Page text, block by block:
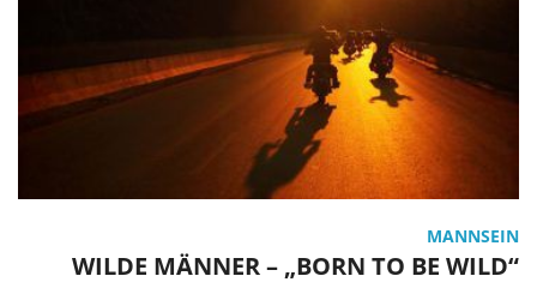
MANNSEIN
WILDE MÄNNER – „BORN TO BE WILD“